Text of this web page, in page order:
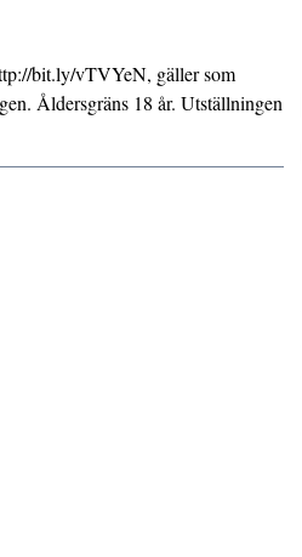
bit.ly/vTVYeN, gäller som
Åldersgräns 18 år. Utställningen